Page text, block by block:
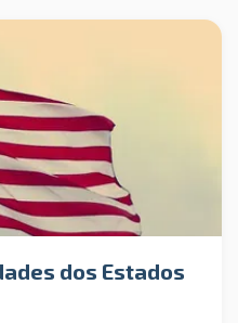
dos Estados